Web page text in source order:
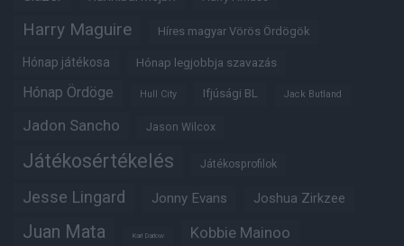
Harry Maguire Híres magyar Vörös Ördögök
Hónap játékosa Hónap legjobbja szavazás
Hónap Ördöge Hull City Ifjúsági BL Jack Butland
Jadon Sancho Jason Wilcox
Játékosértékelés Játékosprofilok
Jesse Lingard Jonny Evans Joshua Zirkzee
Juan Mata Karl Darlow Kobbie Mainoo